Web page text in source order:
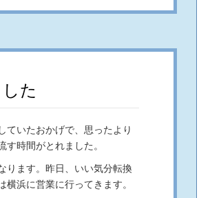
た
ていたおかげで、思ったより
時間がとれました。
ります。昨日、いい気分転換
浜に営業に行ってきます。